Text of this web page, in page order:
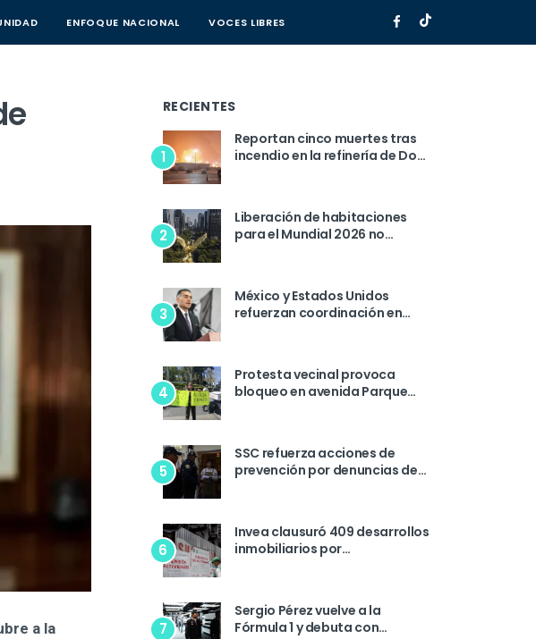
(CURRENT)
ENFOQUE NACIONAL(CURRENT)
VOCES LIBRES
a la
RECIENTES
1
Reportan cinco muertes tras
incendio en la refinería de Dos
2
Liberación de habitaciones
para el Mundial 2026 no
3
México y Estados Unidos
refuerzan coordinación en
4
Protesta vecinal provoca
bloqueo en avenida Parque
5
SSC refuerza acciones de
prevención por denuncias de
6
Invea clausuró 409 desarrollos
inmobiliarios por
7
Sergio Pérez vuelve a la
Fórmula 1 y debuta con